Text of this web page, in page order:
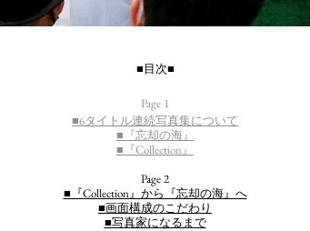
■目次■
Page 1
■6タイトル連続写真集について
■『忘却の海』
■『Collection』
Page 2
■『Collection』から『忘却の海』へ
■画面構成のこだわり
■写真家になるまで